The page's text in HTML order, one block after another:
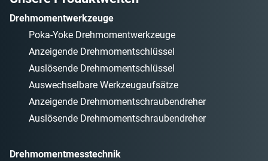
Drehmomentwerkzeuge
Poka-Yoke Drehmomentwerkzeuge
Anzeigende Drehmomentschlüssel
Auslösende Drehmomentschlüssel
Auswechselbare Werkzeugaufsätze
Anzeigende Drehmomentschraubendreher
Auslösende Drehmomentschraubendreher
Drehmomentmesstechnik